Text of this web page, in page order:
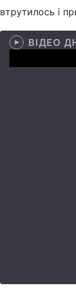
втрутилось і
ВІДЕО